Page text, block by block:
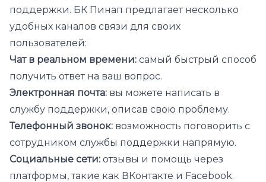
поддержки. БК Пинап предлагает несколько
удобных каналов связи для своих
пользователей:
Чат в реальном времени: самый быстрый способ
получить ответ на ваш вопрос.
Электронная почта: вы можете написать в
службу поддержки, описав свою проблему.
Телефонный звонок: возможность поговорить с
сотрудником службы поддержки напрямую.
Социальные сети: отзывы и помощь через
платформы, такие как ВКонтакте и Facebook.